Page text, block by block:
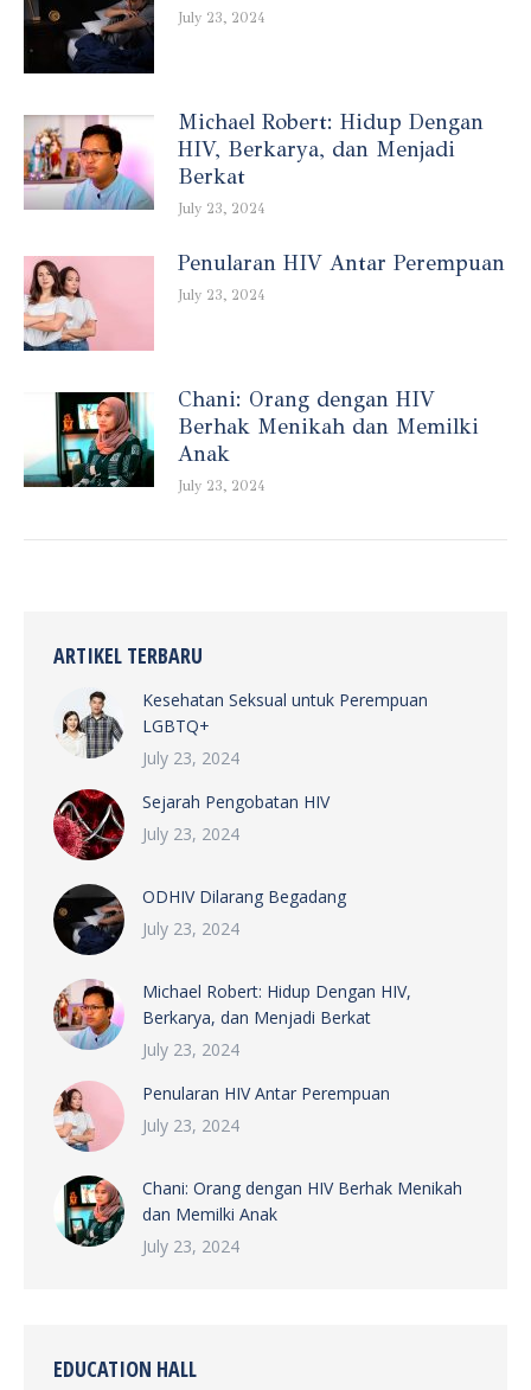
July 23, 2024
Michael Robert: Hidup Dengan
HIV, Berkarya, dan Menjadi
Berkat
July 23, 2024
Penularan HIV Antar Perempuan
July 23, 2024
Chani: Orang dengan HIV
Berhak Menikah dan Memilki
Anak
July 23, 2024
ARTIKEL TERBARU
Kesehatan Seksual untuk Perempuan
LGBTQ+
July 23, 2024
Sejarah Pengobatan HIV
July 23, 2024
ODHIV Dilarang Begadang
July 23, 2024
Michael Robert: Hidup Dengan HIV,
Berkarya, dan Menjadi Berkat
July 23, 2024
Penularan HIV Antar Perempuan
July 23, 2024
Chani: Orang dengan HIV Berhak Menikah
dan Memilki Anak
July 23, 2024
EDUCATION HALL